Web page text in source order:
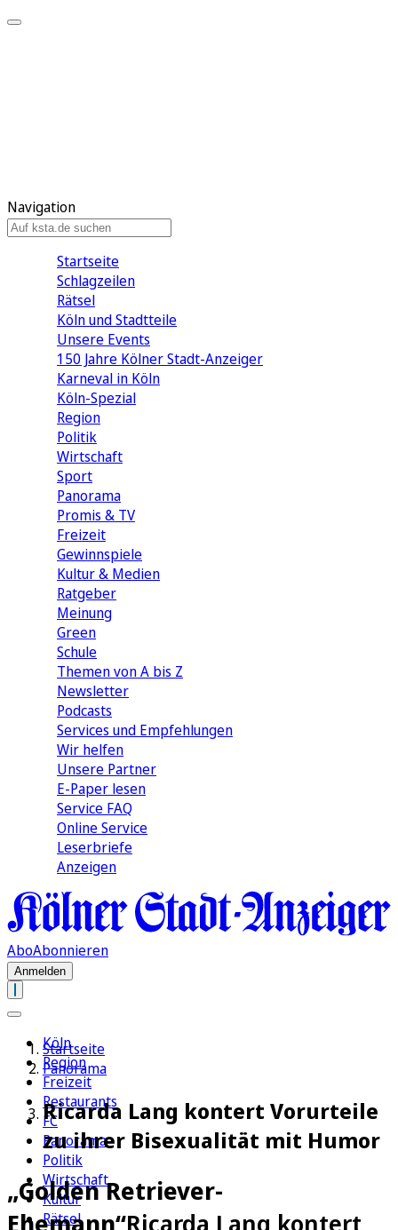
Navigation
Startseite
Schlagzeilen
Rätsel
Köln und Stadtteile
Unsere Events
150 Jahre Kölner Stadt-Anzeiger
Karneval in Köln
Köln-Spezial
Region
Politik
Wirtschaft
Sport
Panorama
Promis & TV
Freizeit
Gewinnspiele
Kultur & Medien
Ratgeber
Meinung
Green
Schule
Themen von A bis Z
Newsletter
Podcasts
Services und Empfehlungen
Wir helfen
Unsere Partner
E-Paper lesen
Service FAQ
Online Service
Leserbriefe
Anzeigen
AboAbonnieren
Anmelden
Köln
Region
Freizeit
Restaurants
FC
Panorama
Politik
Wirtschaft
Kultur
Rätsel
Startseite
Panorama
Ricarda Lang kontert Vorurteile
zu ihrer Bisexualität mit Humor
„Golden Retriever-